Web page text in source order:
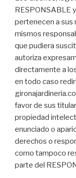
RESPONSABLE
pertenecen a sus
mismos
que pudiera
autoriza
directamente a
en todo caso
favor de sus
propiedad
enunciado o
derechos o
como tampoco
parte del